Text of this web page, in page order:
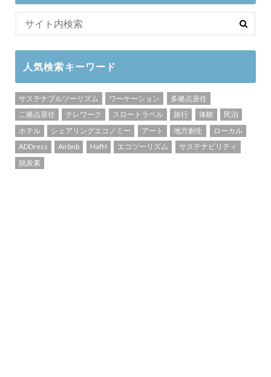
人気検索キーワード
サステナブルツーリズム ワーケーション
多拠点居住
二拠点居住
テレワーク スロートラベル 旅行 体験
民泊
ホテル
シェアリングエコノミー アート 地方創生
ローカル
ADDress
Airbnb HafH エコツーリズム
サステナビリティ
脱炭素